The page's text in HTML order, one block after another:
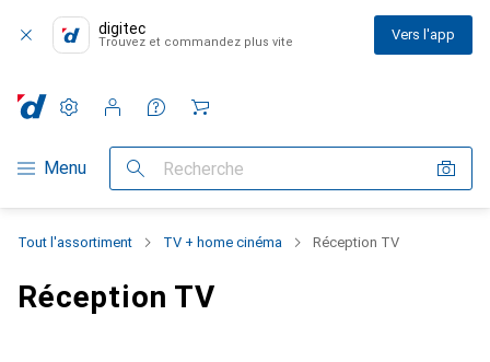
digitec
Trouvez et commandez plus vite Vers l'app
Navigation par catégorie
Menu Recherche
Paramètres
Compte client
Listes de comparaison
Listes d'envies
Panier
Tout l'assortiment TV + home cinéma Réception TV
Réception TV